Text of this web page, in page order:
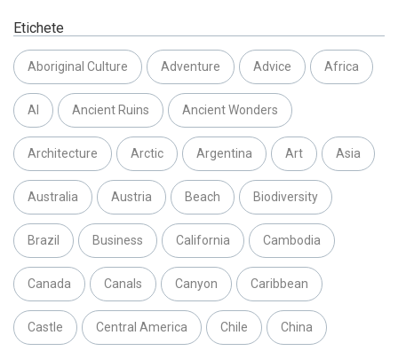
Etichete
Aboriginal Culture Adventure Advice Africa
AI Ancient Ruins Ancient Wonders
Architecture Arctic Argentina Art Asia
Australia Austria Beach Biodiversity
Brazil Business California Cambodia
Canada Canals Canyon Caribbean
Castle Central America Chile China